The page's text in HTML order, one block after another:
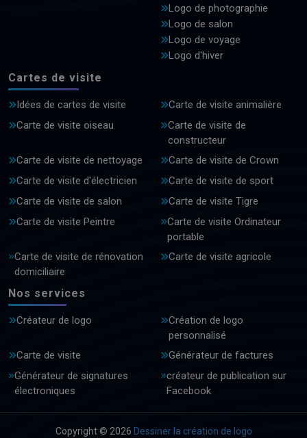
Logo de photographie
Logo de salon
Logo de voyage
Logo d'hiver
Cartes de visite
Idées de cartes de visite
Carte de visite animalière
Carte de visite oiseau
Carte de visite de
constructeur
Carte de visite de nettoyage
Carte de visite de Crown
Carte de visite d'électricien
Carte de visite de sport
Carte de visite de salon
Carte de visite Tigre
Carte de visite Peintre
Carte de visite Ordinateur
portable
Carte de visite de rénovation
domiciliaire
Carte de visite agricole
Nos services
Créateur de logo
Création de logo
personnalisé
Carte de visite
Générateur de factures
Générateur de signatures
électroniques
créateur de publication sur
Facebook
Copyright © 2026 Dessiner la création de logo